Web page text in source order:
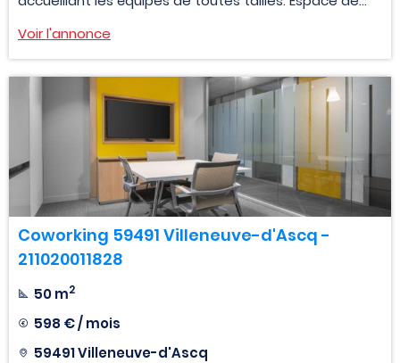
Voir l'annonce
Coworking 59491 Villeneuve-d'Ascq -
211020011828
50 m2
598 € / mois
59491 Villeneuve-d'Ascq